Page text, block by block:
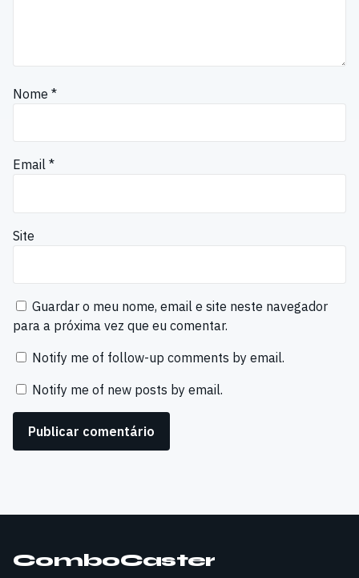
Nome *
Email *
Site
Guardar o meu nome, email e site neste navegador
para a próxima vez que eu comentar.
Notify me of follow-up comments by email.
Notify me of new posts by email.
ComboCaster